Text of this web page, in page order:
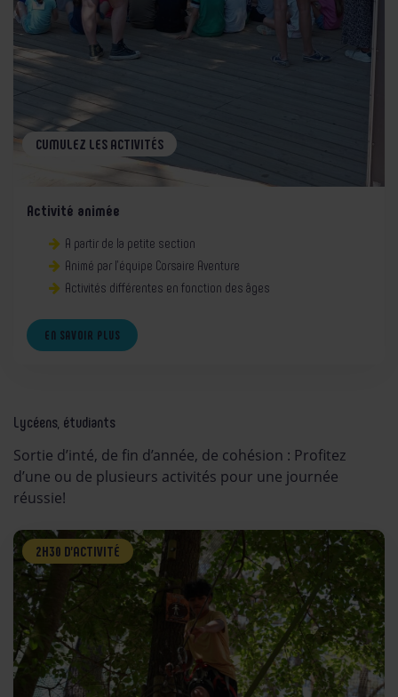
CUMULEZ LES ACTIVITÉS
Activité animée
A partir de la petite section
Animé par l’équipe Corsaire Aventure
Activités différentes en fonction des âges
EN SAVOIR PLUS
Lycéens, étudiants
Sortie d’inté, de fin d’année, de cohésion : Profitez
d’une ou de plusieurs activités pour une journée
réussie!
2H30 D’ACTIVITÉ